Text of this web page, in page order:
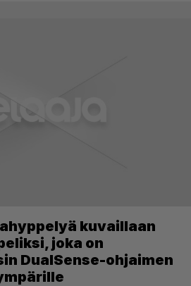
kuvaillaan
joka on
DualSense-ohjaimen